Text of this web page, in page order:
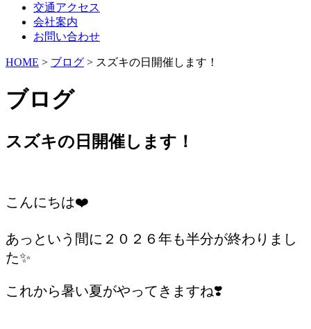
交通アクセス
会社案内
お問い合わせ
HOME > ブログ > スズキの日開催します！
ブログ
スズキの日開催します！
こんにちは❤️
あっという間に２０２６年も半分が終わりまし
た✨
これから暑い夏がやってきますね❣️